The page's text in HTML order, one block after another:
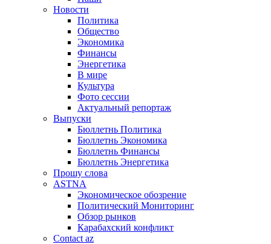
Новости
Политика
Общество
Экономика
Финансы
Энергетика
В мире
Культура
Фото сессии
Актуальный репортаж
Выпуски
Бюллетнь Политика
Бюллетнь Экономика
Бюллетнь Финансы
Бюллетнь Энергетика
Прошу слова
ASTNA
Экономическое обозрение
Политический Мониторинг
Обзор рынков
Карабахский конфликт
Contact az